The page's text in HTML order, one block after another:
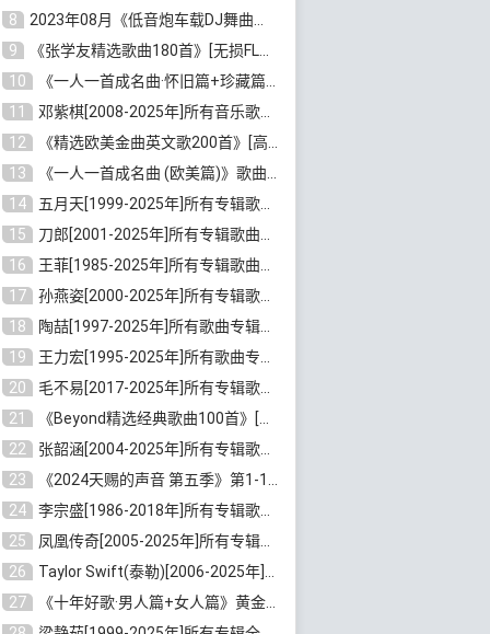
8
2023年08月《低音炮车载DJ舞曲排行360首》劲爆歌曲合集[高品质MP3/320K/2.86GB]百度云网盘下载
9
《张学友精选歌曲180首》[无损FLAC/MP3/6.26GB]百度云网盘下载
10
《一人一首成名曲·怀旧篇+珍藏篇4CD》[无损WAV/DTS+高品质MP3/6.88GB]百度云网盘下载
11
邓紫棋[2008-2025年]所有音乐歌曲合集[无损FLAC/MP3/8.99GB]百度云网盘下载
12
《精选欧美金曲英文歌200首》[高品质MP3/320K/1.81GB]百度云网盘下载
13
《一人一首成名曲 (欧美篇)》歌曲合集打包[无损WAV/MP3/6.13GB]百度云网盘下载
14
五月天[1999-2025年]所有专辑歌曲合集打包[无损FLAC/MP3/23.84GB]百度云网盘下载
15
刀郎[2001-2025年]所有专辑歌曲合集打包[无损FLAC/MP3/8.91GB]百度云网盘下载
16
王菲[1985-2025年]所有专辑歌曲合集[无损FLAC/WAV/APE分轨+MP3/23.06GB]百度云网盘下载
17
孙燕姿[2000-2025年]所有专辑歌曲合集[无损FLAC/MP3/9.73GB]百度云网盘下载
18
陶喆[1997-2025年]所有歌曲专辑合集[无损FLAC/MP3/7.75GB]百度云网盘下载
19
王力宏[1995-2025年]所有歌曲专辑合集[无损FLAC/MP3/14.41GB]百度云网盘下载
20
毛不易[2017-2025年]所有专辑歌曲合集[无损FLAC/MP3/5.72GB]百度云网盘下载
21
《Beyond精选经典歌曲100首》[无损FLAC/MP3/3.85GB]百度云网盘下载
22
张韶涵[2004-2025年]所有专辑歌曲合集 [无损MP3/FLAC/7.5GB]百度云网盘下载
23
《2024天赐的声音 第五季》第1-12期歌曲[无损FLAC/MP3]百度云网盘下载
24
李宗盛[1986-2018年]所有专辑歌曲合集打包[无损FLAC/MP3/8.82GB]百度云网盘下载
25
凤凰传奇[2005-2025年]所有专辑歌曲合集[无损WAV/FLAC+MP3/11.62GB]百度云网盘下载
26
Taylor Swift(泰勒)[2006-2025年]所有歌曲合集打包[无损FLAC/MP3/23.78GB]百度云网盘下载
27
《十年好歌·男人篇+女人篇》黄金国语珍藏6CD[无损WAV/MP3/4.09GB]百度云网盘下载